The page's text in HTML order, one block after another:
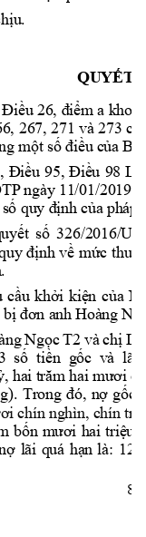
8
QUYẾT
Điều 26, điểm a
267, 271 và 273
một số điều của Bộ
Điều 95, Điều 98
ngày 11/01/2019
quy định của pháp
số 326/2016/
uy định về mức thu,
cầu khởi kiện của
đơn anh Hoàng
Ngọc T2 và chị
số  tiền  gốc  và  lãi
hai trăm hai mươi
Trong đó, nợ gốc
chín nghìn, chín
bốn mươi hai triệu,
lãi quá hạn là: